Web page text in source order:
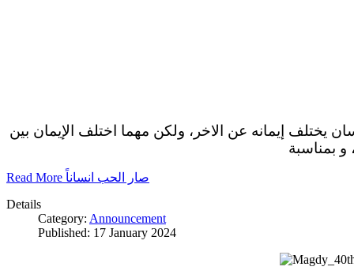
يختلف إيمانه عن الاخر، ولكن مهما اختلف الإيمان بين
و بمناسبة
Read More صار الحب انساناً
Details
Category: Announcement
Published: 17 January 2024